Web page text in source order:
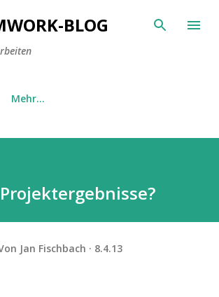
Direkt zum Hauptbereich
BLOG
Mehr…
Jan Fischbach 8.4.13